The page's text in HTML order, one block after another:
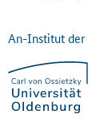
An-Institut der